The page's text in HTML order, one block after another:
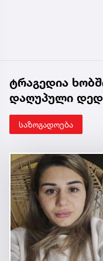
ტრაგედია
დაღუპული
საზოგადოება